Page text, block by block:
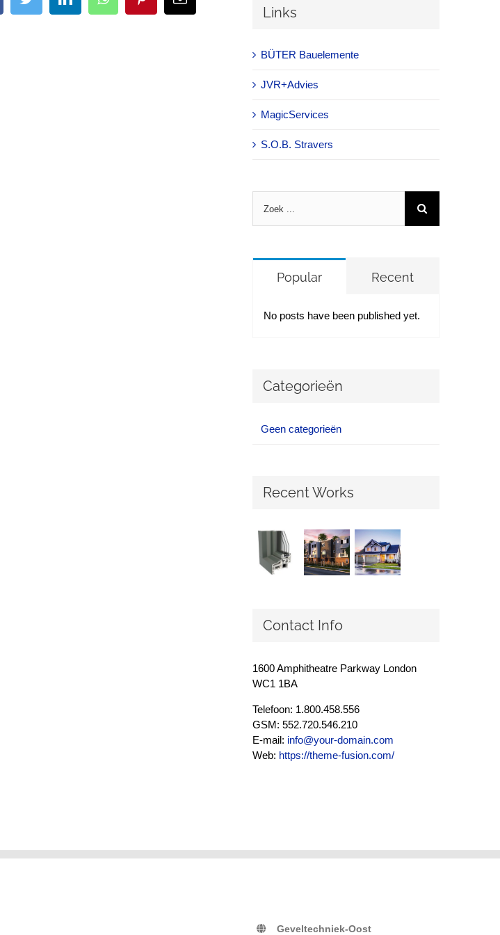
Links
BÜTER Bauelemente
JVR+Advies
MagicServices
S.O.B. Stravers
naar:
Popular Recent
No posts have been published yet.
Categorieën
Geen categorieën
Recent Works
Contact Info
1600 Amphitheatre Parkway London
WC1 1BA
Telefoon: 1.800.458.556
GSM: 552.720.546.210
E-mail: info@your-domain.com
Web: https://theme-fusion.com/
Geveltechniek-Oost